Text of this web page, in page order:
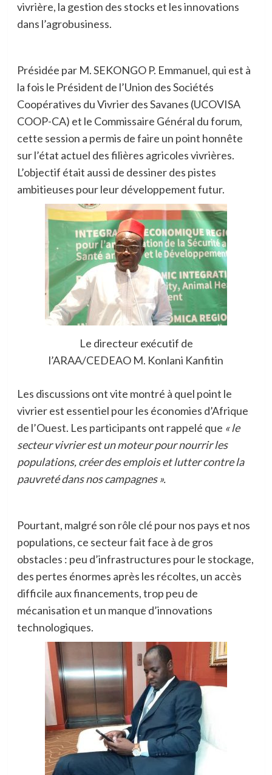
vivrière, la gestion des stocks et les innovations
dans l’agrobusiness.
Présidée par M. SEKONGO P. Emmanuel, qui est à
la fois le Président de l’Union des Sociétés
Coopératives du Vivrier des Savanes (UCOVISA
COOP-CA) et le Commissaire Général du forum,
cette session a permis de faire un point honnête
sur l’état actuel des filières agricoles vivrières.
L’objectif était aussi de dessiner des pistes
ambitieuses pour leur développement futur.
Le directeur exécutif de
l’ARAA/CEDEAO M. Konlani Kanfitin
Les discussions ont vite montré à quel point le
vivrier est essentiel pour les économies d’Afrique
de l’Ouest. Les participants ont rappelé que « le
secteur vivrier est un moteur pour nourrir les
populations, créer des emplois et lutter contre la
pauvreté dans nos campagnes ».
Pourtant, malgré son rôle clé pour nos pays et nos
populations, ce secteur fait face à de gros
obstacles : peu d’infrastructures pour le stockage,
des pertes énormes après les récoltes, un accès
difficile aux financements, trop peu de
mécanisation et un manque d’innovations
technologiques.